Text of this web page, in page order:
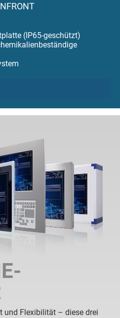
(IP65-geschützt)
und Flexibilität – diese drei